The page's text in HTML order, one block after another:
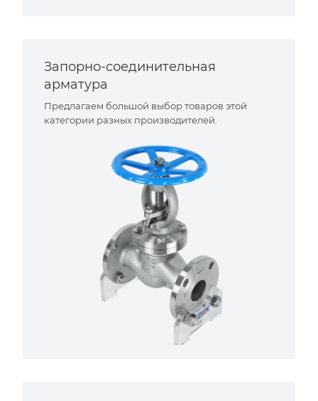
Запорно-соединительная
арматура
Предлагаем большой выбор товаров этой
категории разных производителей.